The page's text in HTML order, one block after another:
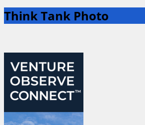
Think Tank Photo